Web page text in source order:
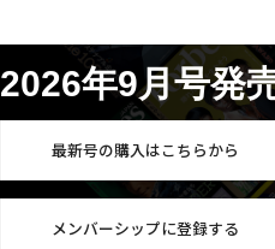
2026年9月号発
最新号の購入はこちらから
メンバーシップに登録する